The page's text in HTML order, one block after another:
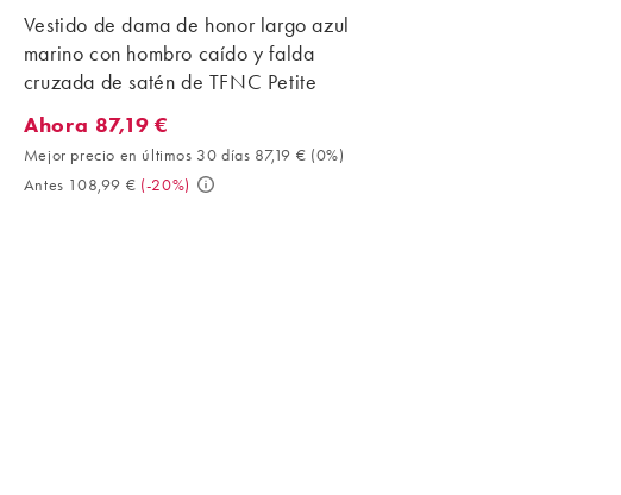
Vestido de dama de honor largo azul
marino con hombro caído y falda
cruzada de satén de TFNC Petite
Ahora 87,19 €. Mejor precio en últimos 30 días 87,19 € (0%). Antes
Ahora 87,19 €
Mejor precio en últimos 30 días 87,19 € (0%)
Antes 108,99 € (-20%)